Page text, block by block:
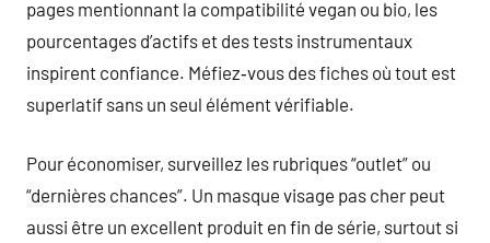
pages mentionnant la compatibilité vegan ou bio, les
pourcentages d’actifs et des tests instrumentaux
inspirent confiance. Méfiez‑vous des fiches où tout est
superlatif sans un seul élément vérifiable.
Pour économiser, surveillez les rubriques “outlet” ou
“dernières chances”. Un masque visage pas cher peut
aussi être un excellent produit en fin de série, surtout si